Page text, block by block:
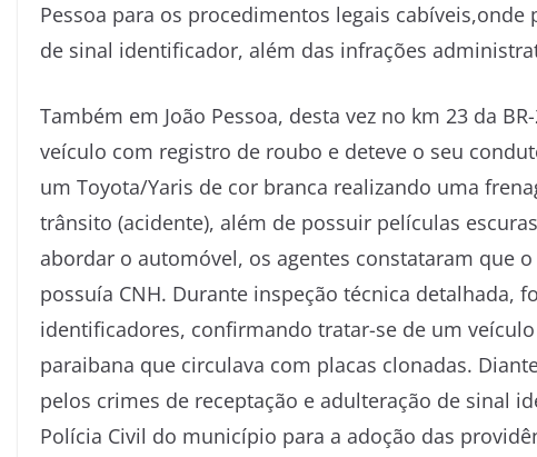
Pessoa para os procedimentos legais
de sinal identificador, além das infrações
Também em João Pessoa, desta vez no km 23 da
veículo com registro de roubo e deteve o seu
um Toyota/Yaris de cor branca realizando uma
trânsito (acidente), além de possuir películas
abordar o automóvel, os agentes constataram que
possuía CNH. Durante inspeção técnica detalhada,
identificadores, confirmando tratar-se de um
paraibana que circulava com placas clonadas.
pelos crimes de receptação e adulteração de sinal
Polícia Civil do município para a adoção das